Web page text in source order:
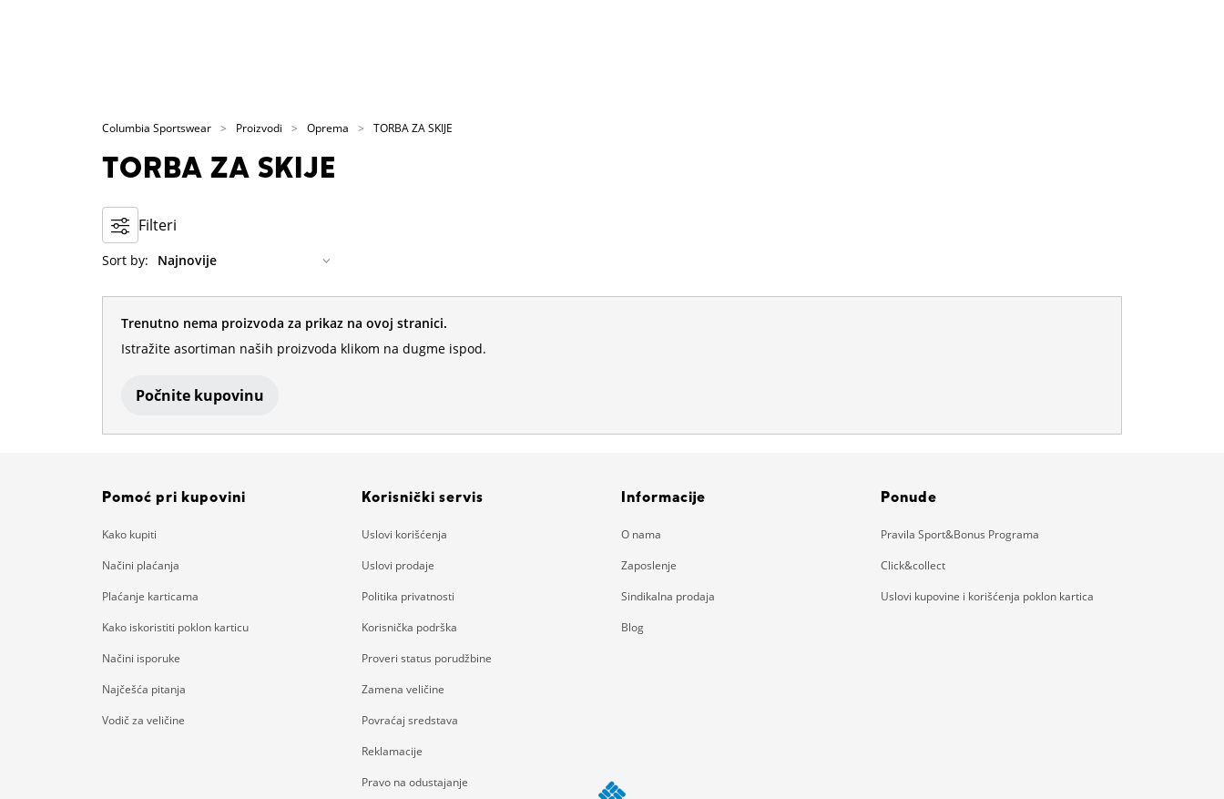
Columbia Sportswear Proizvodi Oprema TORBA ZA SKIJE
TORBA ZA SKIJE
Filteri
Sort by:
Trenutno nema proizvoda za prikaz na ovoj stranici.
Istražite asortiman naših proizvoda klikom na dugme ispod.
Počnite kupovinu
Pomoć pri kupovini
Kako kupiti
Načini plaćanja
Plaćanje karticama
Kako iskoristiti poklon karticu
Načini isporuke
Najčešća pitanja
Vodič za veličine
Korisnički servis
Uslovi korišćenja
Uslovi prodaje
Politika privatnosti
Korisnička podrška
Proveri status porudžbine
Zamena veličine
Povraćaj sredstava
Reklamacije
Pravo na odustajanje
Informacije
O nama
Zaposlenje
Sindikalna prodaja
Blog
Ponude
Pravila Sport&Bonus Programa
Click&collect
Uslovi kupovine i korišćenja poklon kartica